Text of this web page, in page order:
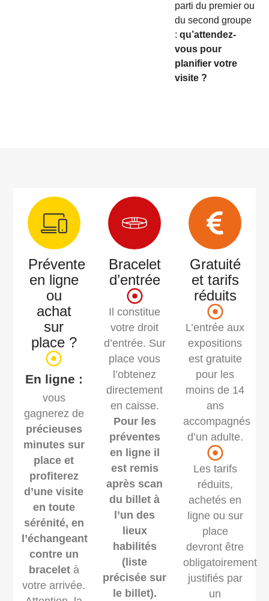
parti du premier ou
du second groupe
:qu’attendez-
vous pour
planifier votre
visite ?
Prévente
en ligne
ou
achat
sur
place ?
En ligne :
vous
gagnerez de
précieuses
minutes sur
place et
profiterez
d’une visite
en toute
sérénité, en
l’échangeant
contre un
bracelet à
votre arrivée.
Bracelet
d’entrée
Il constitue
votre droit
d’entrée. Sur
place vous
l’obtenez
directement
en caisse.
Pour les
préventes
en ligne il
est remis
après scan
du billet à
l’un des
lieux
habilités
(liste
précisée sur
le billet).
Gratuité
et tarifs
réduits
L’entrée aux
expositions
est gratuite
pour les
moins de 14
ans
accompagnés
d’un adulte.
Les tarifs
réduits,
achetés en
ligne ou sur
place
devront être
obligatoirement
justifiés par
un